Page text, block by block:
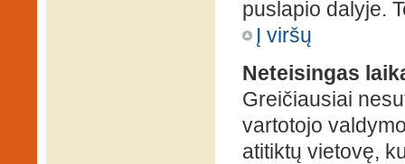
puslapio dalyje.
Į viršų
Neteisingas
Greičiausiai
vartotojo
atitiktų vietovę,